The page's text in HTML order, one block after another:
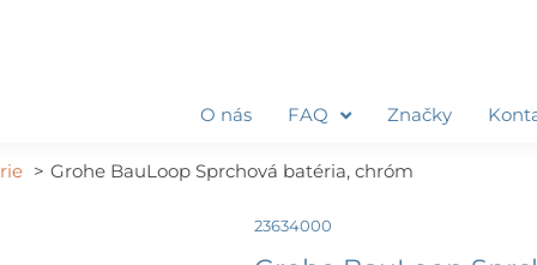
O nás FAQ Značky
Grohe BauLoop Sprchová batéria, chróm
23634000